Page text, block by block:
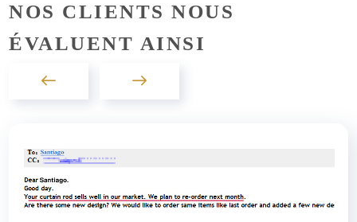
NOS CLIENTS NOUS
ÉVALUENT AINSI